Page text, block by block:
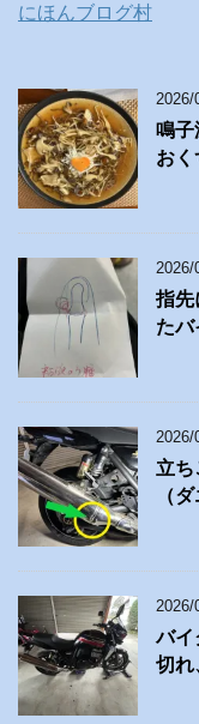
にほんブログ村
2026/
鳴子
お
2026/
指
たバ
2026/
立ち
（
2026/
バイ
切れ